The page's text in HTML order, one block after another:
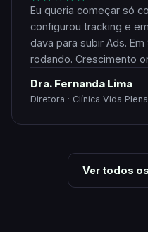
Eu queria começar só
configurou tracking e
dava para subir Ads.
rodando. Crescimento
Dra. Fernanda Lima
Diretora · Clínica Vida Plena
Ver todos